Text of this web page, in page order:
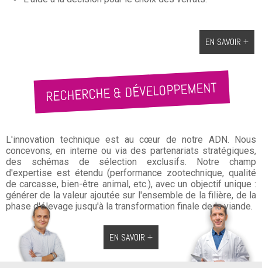
EN SAVOIR +
RECHERCHE & DÉVELOPPEMENT
L'innovation technique est au cœur de notre ADN. Nous
concevons, en interne ou via des partenariats stratégiques,
des schémas de sélection exclusifs. Notre champ
d'expertise est étendu (performance zootechnique, qualité
de carcasse, bien-être animal, etc.), avec un objectif unique :
générer de la valeur ajoutée sur l'ensemble de la filière, de la
phase d'élevage jusqu'à la transformation finale de la viande.
EN SAVOIR +